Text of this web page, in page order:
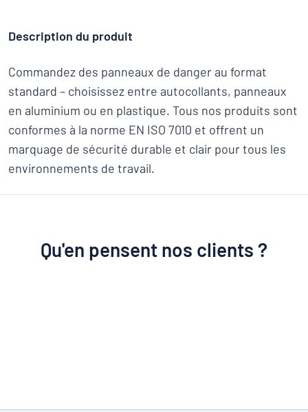
Description du produit
Commandez des panneaux de danger au format
standard – choisissez entre autocollants, panneaux
en aluminium ou en plastique. Tous nos produits sont
conformes à la norme EN ISO 7010 et offrent un
marquage de sécurité durable et clair pour tous les
environnements de travail.
Qu'en pensent nos clients ?